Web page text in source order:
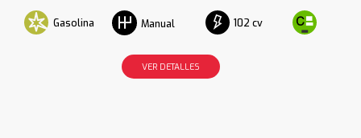
Gasolina Manual 102 cv
VER DETALLES